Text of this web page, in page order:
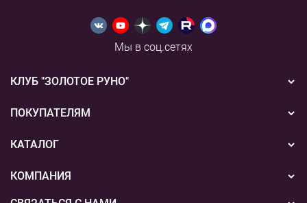
Мы в соц.сетях
КЛУБ "ЗОЛОТОЕ РУНО"
Новости
Акции
ПОКУПАТЕЛЯМ
Бонусная система
Подарочные сертификаты
Способы оплаты
КАТАЛОГ
Вышивка
КОМПАНИЯ